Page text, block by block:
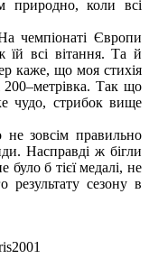
природно, коли всі
чемпіонаті Європи
їй всі вітання. Та й
каже, що моя стихія
Так що
чудо, стрибок вище
зовсім правильно
Насправді ж бігли
було б тієї медалі, не
результату сезону в